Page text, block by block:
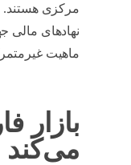
مرکزی
نهادهای مالی
ماهیت
بازار
می‌کند